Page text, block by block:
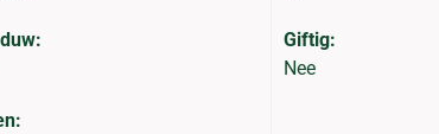
Giftig:
Nee